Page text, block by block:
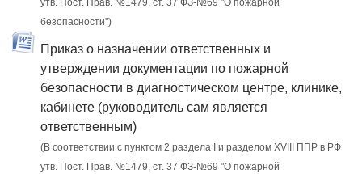
утв. Пост. Прав. №1479, ст. 37 ФЗ-№69 "О пожарной
безопасности")
Приказ о назначении ответственных и
утверждении документации по пожарной
безопасности в диагностическом центре, клинике,
кабинете (руководитель сам является
ответственным)
(В соответствии с пунктом 2 раздела I и разделом XVIII ППР в РФ
утв. Пост. Прав. №1479, ст. 37 ФЗ-№69 "О пожарной